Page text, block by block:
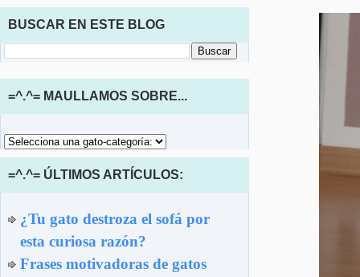
BUSCAR EN ESTE BLOG
=^.^= MAULLAMOS SOBRE...
=^.^= ÚLTIMOS ARTÍCULOS:
¿Tu gato destroza el sofá por
esta curiosa razón?
Frases motivadoras de gatos